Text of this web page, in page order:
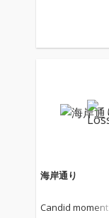
海岸通り
Candid moment